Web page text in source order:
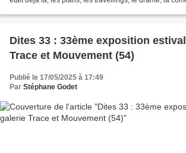
Dites 33 : 33ème exposition
Trace et Mouvement (54)
Publié le 17/05/2025 à 17:49
Par Stéphane Godet